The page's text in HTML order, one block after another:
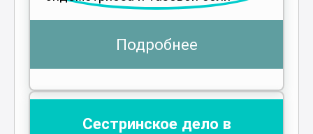
Подробнее
Сестринское дело в